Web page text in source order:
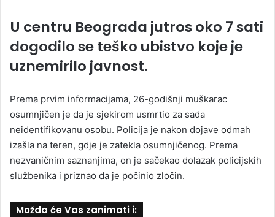
U centru Beograda jutros oko 7 sati
dogodilo se teško ubistvo koje je
uznemirilo javnost.
Prema prvim informacijama, 26-godišnji muškarac
osumnjičen je da je sjekirom usmrtio za sada
neidentifikovanu osobu. Policija je nakon dojave odmah
izašla na teren, gdje je zatekla osumnjičenog. Prema
nezvaničnim saznanjima, on je sačekao dolazak policijskih
službenika i priznao da je počinio zločin.
Možda će Vas zanimati i: